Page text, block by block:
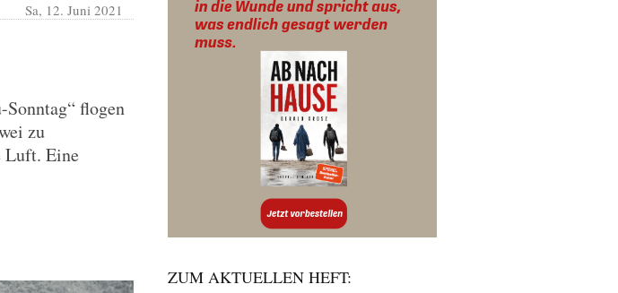
Sa, 12. Juni 2021
Sonntag“ flogen
zu
Luft. Eine
ZUM AKTUELLEN HEFT: